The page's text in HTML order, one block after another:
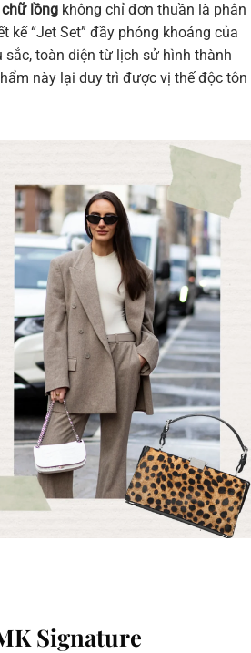
lồng không chỉ đơn thuần là phân
“Jet Set” đầy phóng khoáng của
toàn diện từ lịch sử hình thành
này lại duy trì được vị thế độc tôn
Signature